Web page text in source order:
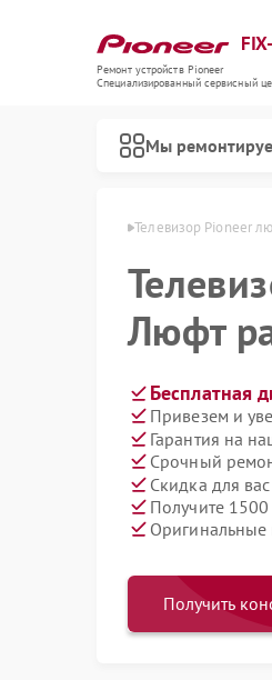
Ремонт устройств Pioneer
Специализированный cервисный
Мы
Pioneer в Рязани Телевизор Pioneer
Люфт
Бесплатная
Привезем и
Гарантия на
Срочный
Скидка для
Получите
Получить